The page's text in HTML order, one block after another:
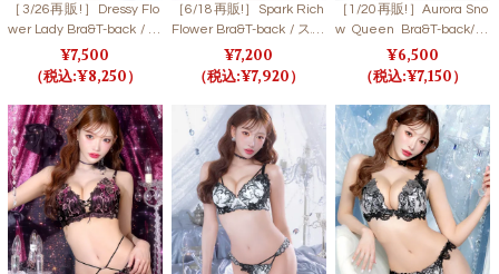
［3/26再販!］Dressy Flo
wer Lady Bra&T-back / Bl
ue ドレッシーフラワー
レディブラ＆Tバック / ブ
7,500
8,250
［6/18再販!］Spark Rich
Flower Bra&T-back / スパ
ークリッチフラワーブラ
＆Tバック
7,200
7,920
［1/20再販!］Aurora Sno
w Queen Bra&T-back/ S
NOW CRYSTAL オーロラ
スノークイーンブラ＆T
バック/ スノークリスタ
ル 【LB5500】
6,500
7,150